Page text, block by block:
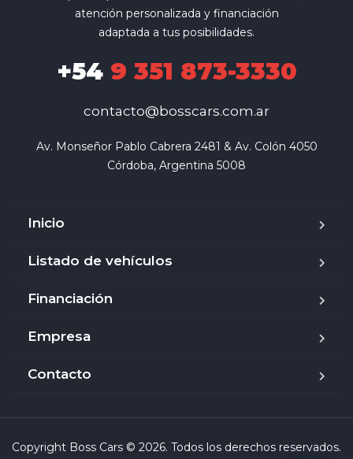
atención personalizada y financiación
adaptada a tus posibilidades.
+549 351 873-3330
contacto@bosscars.com.ar
Av. Monseñor Pablo Cabrera 2481 & Av. Colón 4050
Córdoba, Argentina 5008
Inicio
Listado de vehículos
Financiación
Empresa
Contacto
Copyright Boss Cars © 2026. Todos los derechos reservados.